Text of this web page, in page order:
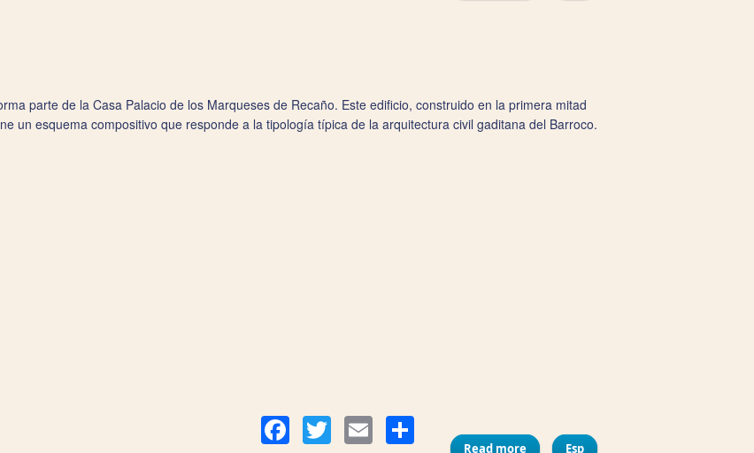
parte de la Casa Palacio de los Marqueses de Recaño. Este edificio, construido en la primera mitad
un esquema compositivo que responde a la tipología típica de la arquitectura civil gaditana del Barroco.
FacebookTwitter Email Compartir
Read more about Torre Tavira-Cámara Oscura
Esp